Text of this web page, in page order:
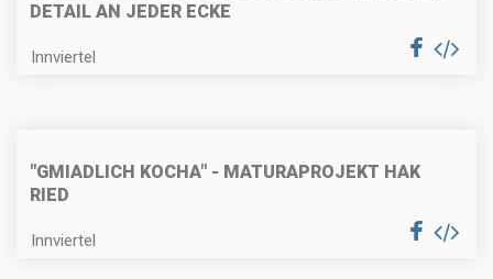
DETAIL AN JEDER ECKE
Innviertel
"GMIADLICH KOCHA" - MATURAPROJEKT HAK
RIED
Innviertel